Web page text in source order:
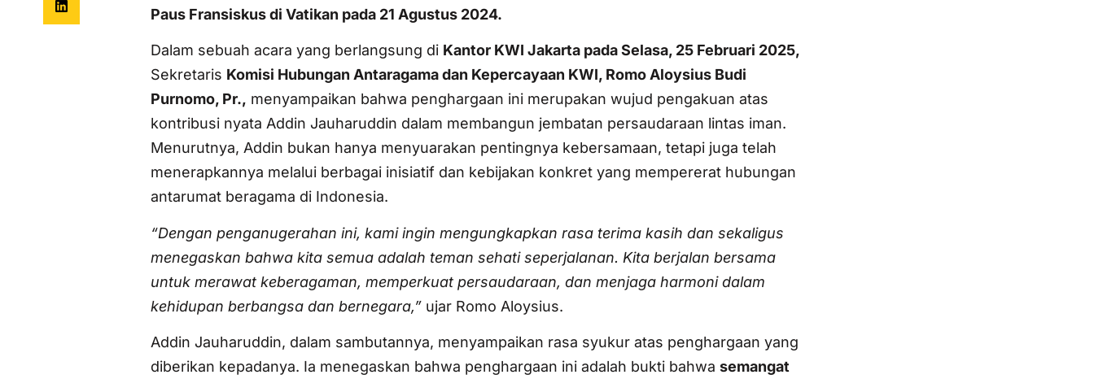
Paus Fransiskus di Vatikan pada 21 Agustus 2024.
Dalam sebuah acara yang berlangsung di Kantor KWI Jakarta pada Selasa, 25 Februari 2025,
Sekretaris Komisi Hubungan Antaragama dan Kepercayaan KWI, Romo Aloysius Budi
Purnomo, Pr., menyampaikan bahwa penghargaan ini merupakan wujud pengakuan atas
kontribusi nyata Addin Jauharuddin dalam membangun jembatan persaudaraan lintas iman.
Menurutnya, Addin bukan hanya menyuarakan pentingnya kebersamaan, tetapi juga telah
menerapkannya melalui berbagai inisiatif dan kebijakan konkret yang mempererat hubungan
antarumat beragama di Indonesia.
“Dengan penganugerahan ini, kami ingin mengungkapkan rasa terima kasih dan sekaligus
menegaskan bahwa kita semua adalah teman sehati seperjalanan. Kita berjalan bersama
untuk merawat keberagaman, memperkuat persaudaraan, dan menjaga harmoni dalam
kehidupan berbangsa dan bernegara,” ujar Romo Aloysius.
Addin Jauharuddin, dalam sambutannya, menyampaikan rasa syukur atas penghargaan yang
diberikan kepadanya. Ia menegaskan bahwa penghargaan ini adalah bukti bahwa semangat